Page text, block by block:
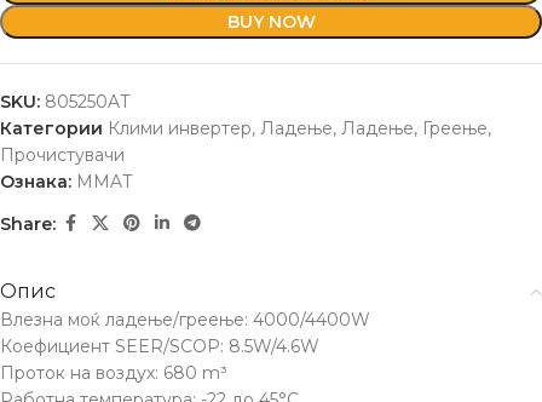
BUY NOW
SKU: 805250AT
Категории Клими инвертер, Ладење, Ладење, Греење,
Прочистувачи
Ознака: MMAT
Share:
Опис
Влезна моќ ладење/греење: 4000/4400W
Коефициент SEER/SCOP: 8.5W/4.6W
Проток на воздух: 680 m³